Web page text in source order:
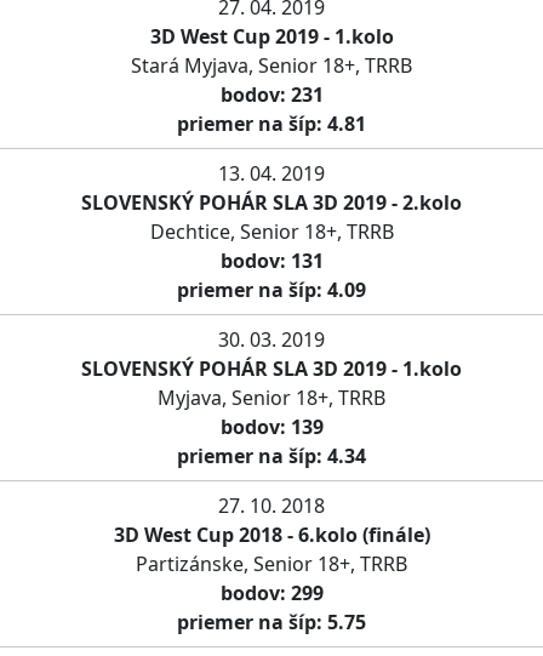
27. 04. 2019
3D West Cup 2019 - 1.kolo
Stará Myjava, Senior 18+, TRRB
bodov: 231
priemer na šíp: 4.81
13. 04. 2019
SLOVENSKÝ POHÁR SLA 3D 2019 - 2.kolo
Dechtice, Senior 18+, TRRB
bodov: 131
priemer na šíp: 4.09
30. 03. 2019
SLOVENSKÝ POHÁR SLA 3D 2019 - 1.kolo
Myjava, Senior 18+, TRRB
bodov: 139
priemer na šíp: 4.34
27. 10. 2018
3D West Cup 2018 - 6.kolo (finále)
Partizánske, Senior 18+, TRRB
bodov: 299
priemer na šíp: 5.75